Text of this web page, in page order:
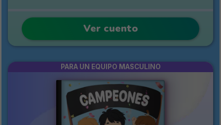
Ver cuento
PARA UN EQUIPO MASCULINO